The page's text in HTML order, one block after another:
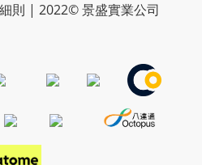
則 | 2022© 景盛實業公司